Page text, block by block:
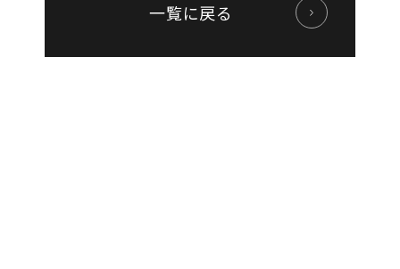
一覧に戻る